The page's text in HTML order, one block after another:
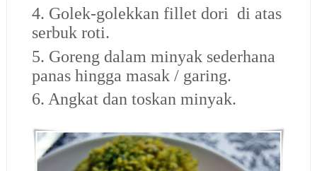
4. Golek-golekkan fillet dori di atas
serbuk roti.
5. Goreng dalam minyak sederhana
panas hingga masak / garing.
6. Angkat dan toskan minyak.